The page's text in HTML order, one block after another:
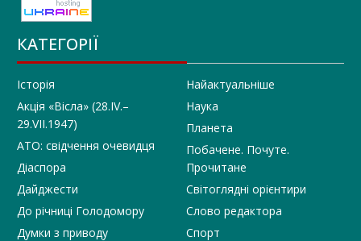
КАТЕГОРІЇ
Історія
Акція «Вісла» (28.IV.–
29.VII.1947)
АТО: свідчення очевидця
Діаспора
Дайджести
До річниці Голодомору
Думки з приводу
Найактуальніше
Наука
Планета
Побачене. Почуте.
Прочитане
Світоглядні орієнтири
Слово редактора
Спорт